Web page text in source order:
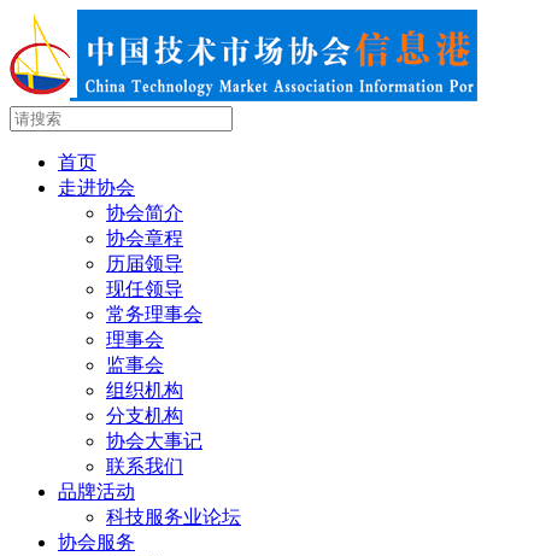
首页
走进协会
协会简介
协会章程
历届领导
现任领导
常务理事会
理事会
监事会
组织机构
分支机构
协会大事记
联系我们
品牌活动
科技服务业论坛
协会服务